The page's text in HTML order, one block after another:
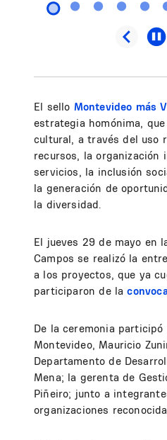
El sello Montevideo más
estrategia homónima,
cultural, a través del uso
recursos, la organización
servicios, la inclusión
la generación de
la diversidad.
El jueves 29 de mayo en
Campos se realizó la
a los proyectos, que ya
participaron de la
De la ceremonia
Montevideo, Mauricio
Departamento de
Mena; la gerenta de
Piñeiro; junto a
organizaciones